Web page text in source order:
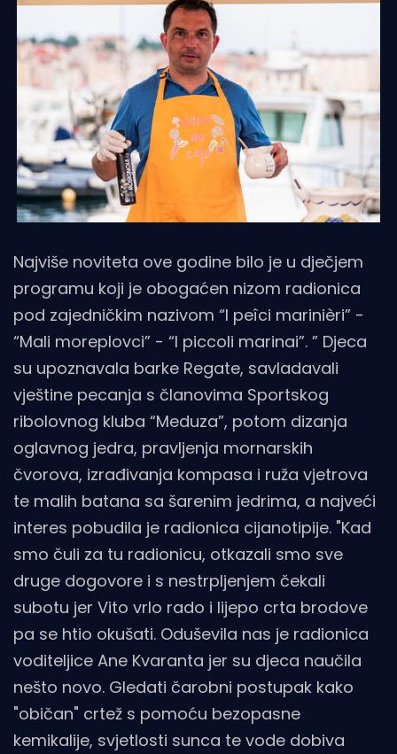
Najviše noviteta ove godine bilo je u dječjem
programu koji je obogaćen nizom radionica
pod zajedničkim nazivom “I peîci marinièri” -
“Mali moreplovci” - “I piccoli marinai”. ” Djeca
su upoznavala barke Regate, savladavali
vještine pecanja s članovima Sportskog
ribolovnog kluba “Meduza”, potom dizanja
oglavnog jedra, pravljenja mornarskih
čvorova, izrađivanja kompasa i ruža vjetrova
te malih batana sa šarenim jedrima, a najveći
interes pobudila je radionica cijanotipije. "Kad
smo čuli za tu radionicu, otkazali smo sve
druge dogovore i s nestrpljenjem čekali
subotu jer Vito vrlo rado i lijepo crta brodove
pa se htio okušati. Oduševila nas je radionica
voditeljice Ane Kvaranta jer su djeca naučila
nešto novo. Gledati čarobni postupak kako
"običan" crtež s pomoću bezopasne
kemikalije, svjetlosti sunca te vode dobiva